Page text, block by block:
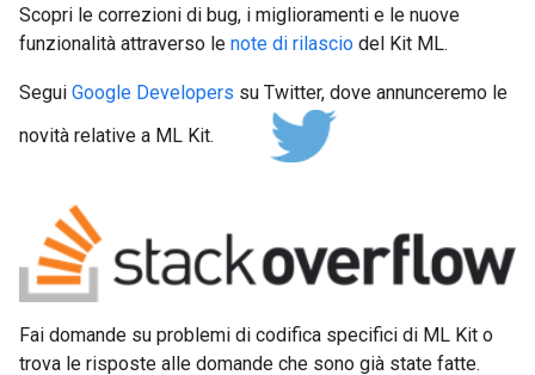
Scopri le correzioni di bug, i miglioramenti e le nuove
funzionalità attraverso le note di rilascio del Kit ML.
Segui Google Developers su Twitter, dove annunceremo le
novità relative a ML Kit.
Fai domande su problemi di codifica specifici di ML Kit o
trova le risposte alle domande che sono già state fatte.